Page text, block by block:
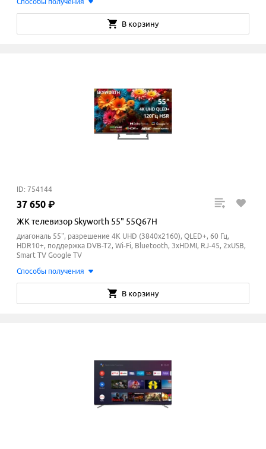
В корзину
ID: 754144
37 650 ₽
ЖК телевизор Skyworth 55" 55Q67H
диагональ 55", разрешение 4K UHD (3840x2160), QLED+, 60 Гц,
HDR10+, поддержка DVB-T2, Wi-Fi, Bluetooth, 3xHDMI, RJ-45, 2xUSB,
Smart TV Google TV
Способы получения
В корзину